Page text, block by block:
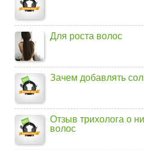
Для роста волос
Зачем добавлять
Отзыв трихолога о
волос